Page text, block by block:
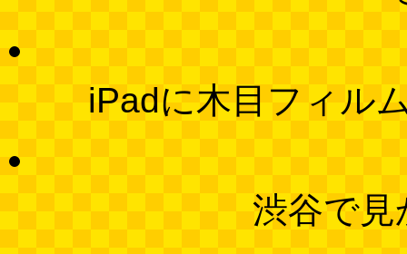
iPadに木目フィル
渋谷で見